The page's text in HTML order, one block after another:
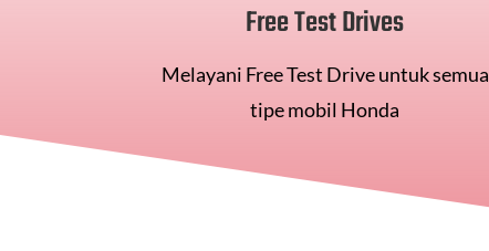
Free Test Drives
Melayani Free Test Drive untuk semua
tipe mobil Honda